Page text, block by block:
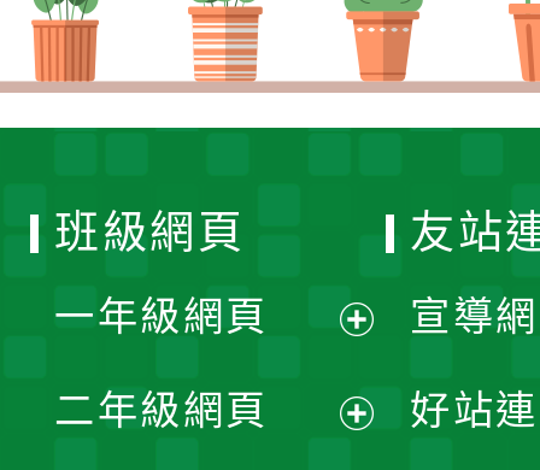
班級網頁
一年級網頁
開
二年級網頁
友站
宣導
好站